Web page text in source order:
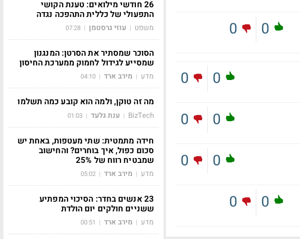
0
0
0
0
0
0
0
0
0
0
26 חודשי מילואים: טענת הקושי
התפעולי של כללית התהפכה נגדה
משפט | עוזי גרסטמן |
07:28
הסוכר שמסתיר את הסרטן: המנגנון
שמסייע לגידול לחמוק ממערכת החיסון
מדע | מירב ארד |
04:10
מה זה טוקן, ולמה הוא קובע כמה תשלמו
BizTech
| ענת גלעד |
01:03
חידה מתמטית: שתי מעטפות, באחת יש
סכום כפול, איך בוחרים? והחישוב
שמבטיח רווח של 25%
מדע | מירב ארד |
05:02
23 אנשים בחדר: הסיכוי המפתיע
ששניים חולקים יום הולדת
מדע | מירב ארד |
00:51